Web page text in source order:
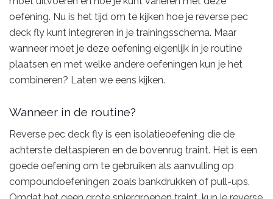
oefening. Nu is het tijd om te kijken hoe je reverse pec
deck fly kunt integreren in je trainingsschema. Maar
wanneer moet je deze oefening eigenlijk in je routine
plaatsen en met welke andere oefeningen kun je het
combineren? Laten we eens kijken.
Wanneer in de routine?
Reverse pec deck fly is een isolatieoefening die de
achterste deltaspieren en de bovenrug traint. Het is een
goede oefening om te gebruiken als aanvulling op
compoundoefeningen zoals bankdrukken of pull-ups.